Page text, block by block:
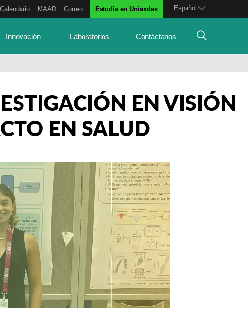
Español
Calendario MAAD Correo Estudia en Uniandes
Innovación Laboratorios Contáctanos
EN VISIÓN
EN SALUD